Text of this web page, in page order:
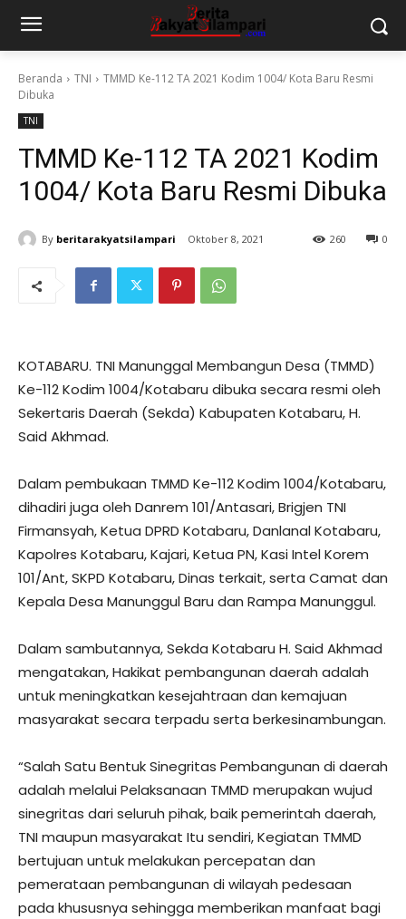
Beranda TNI
TMMD Ke-112 TA 2021 Kodim 1004/ Kota Baru Resmi
Dibuka
TNI
TMMD Ke-112 TA 2021 Kodim
1004/ Kota Baru Resmi Dibuka
By beritarakyatsilampari Oktober 8, 2021 0
260
KOTABARU. TNI Manunggal Membangun Desa (TMMD)
Ke-112 Kodim 1004/Kotabaru dibuka secara resmi oleh
Sekertaris Daerah (Sekda) Kabupaten Kotabaru, H.
Said Akhmad.
Dalam pembukaan TMMD Ke-112 Kodim 1004/Kotabaru,
dihadiri juga oleh Danrem 101/Antasari, Brigjen TNI
Firmansyah, Ketua DPRD Kotabaru, Danlanal Kotabaru,
Kapolres Kotabaru, Kajari, Ketua PN, Kasi Intel Korem
101/Ant, SKPD Kotabaru, Dinas terkait, serta Camat dan
Kepala Desa Manunggul Baru dan Rampa Manunggul.
Dalam sambutannya, Sekda Kotabaru H. Said Akhmad
mengatakan, Hakikat pembangunan daerah adalah
untuk meningkatkan kesejahtraan dan kemajuan
masyarakat secara terpadu serta berkesinambungan.
“Salah Satu Bentuk Sinegritas Pembangunan di daerah
adalah melalui Pelaksanaan TMMD merupakan wujud
sinegritas dari seluruh pihak, baik pemerintah daerah,
TNI maupun masyarakat Itu sendiri, Kegiatan TMMD
bertujuan untuk melakukan percepatan dan
pemerataan pembangunan di wilayah pedesaan
pada khususnya sehingga memberikan manfaat bagi